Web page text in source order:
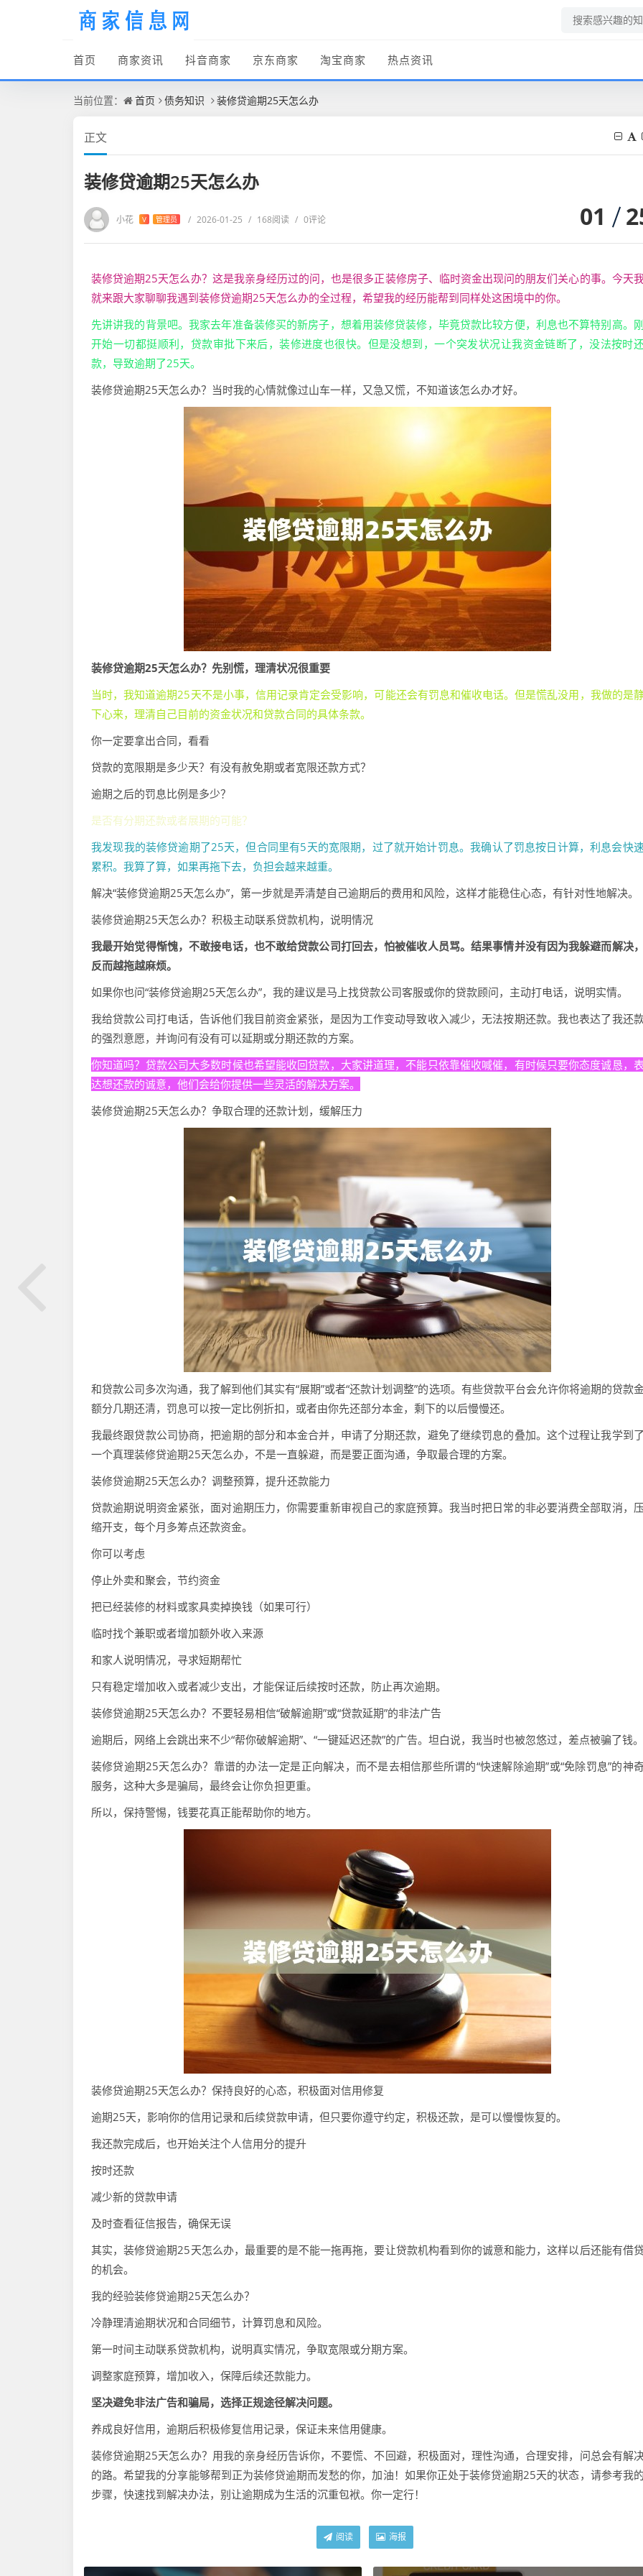
首页 商家资讯 抖音商家 京东商家 淘宝商家 热点资讯
当前位置： 首页 债务知识 装修贷逾期25天怎么办
正文
装修贷逾期25天怎么办
小花 V 管理员 / 2026-01-25 / 168阅读 / 0评论 01
装修贷逾期25天怎么办？这是我亲身经历过的问，也是很多正装修房子、临时资金出现问的朋友们关心的事。今天
就来跟大家聊聊我遇到装修贷逾期25天怎么办的全过程，希望我的经历能帮到同样处这困境中的你。
先讲讲我的背景吧。我家去年准备装修买的新房子，想着用装修贷装修，毕竟贷款比较方便，利息也不算特别高。
开始一切都挺顺利，贷款审批下来后，装修进度也很快。但是没想到，一个突发状况让我资金链断了，没法按时
款，导致逾期了25天。
装修贷逾期25天怎么办？当时我的心情就像过山车一样，又急又慌，不知道该怎么办才好。
装修贷逾期25天怎么办？先别慌，理清状况很重要
当时，我知道逾期25天不是小事，信用记录肯定会受影响，可能还会有罚息和催收电话。但是慌乱没用，我做的是
下心来，理清自己目前的资金状况和贷款合同的具体条款。
你一定要拿出合同，看看
贷款的宽限期是多少天？有没有赦免期或者宽限还款方式？
逾期之后的罚息比例是多少？
是否有分期还款或者展期的可能？
我发现我的装修贷逾期了25天，但合同里有5天的宽限期，过了就开始计罚息。我确认了罚息按日计算，利息会快
累积。我算了算，如果再拖下去，负担会越来越重。
解决“装修贷逾期25天怎么办”，第一步就是弄清楚自己逾期后的费用和风险，这样才能稳住心态，有针对性地解决。
装修贷逾期25天怎么办？积极主动联系贷款机构，说明情况
我最开始觉得惭愧，不敢接电话，也不敢给贷款公司打回去，怕被催收人员骂。结果事情并没有因为我躲避而解决
反而越拖越麻烦。
如果你也问“装修贷逾期25天怎么办”，我的建议是马上找贷款公司客服或你的贷款顾问，主动打电话，说明实情。
我给贷款公司打电话，告诉他们我目前资金紧张，是因为工作变动导致收入减少，无法按期还款。我也表达了我还
的强烈意愿，并询问有没有可以延期或分期还款的方案。
你知道吗？贷款公司大多数时候也希望能收回贷款，大家讲道理，不能只依靠催收喊催，有时候只要你态度诚恳，
达想还款的诚意，他们会给你提供一些灵活的解决方案。
装修贷逾期25天怎么办？争取合理的还款计划，缓解压力
和贷款公司多次沟通，我了解到他们其实有“展期”或者“还款计划调整”的选项。有些贷款平台会允许你将逾期的贷款
额分几期还清，罚息可以按一定比例折扣，或者由你先还部分本金，剩下的以后慢慢还。
我最终跟贷款公司协商，把逾期的部分和本金合并，申请了分期还款，避免了继续罚息的叠加。这个过程让我学到
一个真理装修贷逾期25天怎么办，不是一直躲避，而是要正面沟通，争取最合理的方案。
装修贷逾期25天怎么办？调整预算，提升还款能力
贷款逾期说明资金紧张，面对逾期压力，你需要重新审视自己的家庭预算。我当时把日常的非必要消费全部取消，
缩开支，每个月多筹点还款资金。
你可以考虑
停止外卖和聚会，节约资金
把已经装修的材料或家具卖掉换钱（如果可行）
临时找个兼职或者增加额外收入来源
和家人说明情况，寻求短期帮忙
只有稳定增加收入或者减少支出，才能保证后续按时还款，防止再次逾期。
装修贷逾期25天怎么办？不要轻易相信“破解逾期”或“贷款延期”的非法广告
逾期后，网络上会跳出来不少“帮你破解逾期”、“一键延迟还款”的广告。坦白说，我当时也被忽悠过，差点被骗了钱。
装修贷逾期25天怎么办？靠谱的办法一定是正向解决，而不是去相信那些所谓的“快速解除逾期”或“免除罚息”的神
服务，这种大多是骗局，最终会让你负担更重。
所以，保持警惕，钱要花真正能帮助你的地方。
装修贷逾期25天怎么办？保持良好的心态，积极面对信用修复
逾期25天，影响你的信用记录和后续贷款申请，但只要你遵守约定，积极还款，是可以慢慢恢复的。
我还款完成后，也开始关注个人信用分的提升
按时还款
减少新的贷款申请
及时查看征信报告，确保无误
其实，装修贷逾期25天怎么办，最重要的是不能一拖再拖，要让贷款机构看到你的诚意和能力，这样以后还能有借
的机会。
我的经验装修贷逾期25天怎么办？
冷静理清逾期状况和合同细节，计算罚息和风险。
第一时间主动联系贷款机构，说明真实情况，争取宽限或分期方案。
调整家庭预算，增加收入，保障后续还款能力。
坚决避免非法广告和骗局，选择正规途径解决问题。
养成良好信用，逾期后积极修复信用记录，保证未来信用健康。
装修贷逾期25天怎么办？用我的亲身经历告诉你，不要慌、不回避，积极面对，理性沟通，合理安排，问总会有解
的路。希望我的分享能够帮到正为装修贷逾期而发愁的你，加油！如果你正处于装修贷逾期25天的状态，请参考我
步骤，快速找到解决办法，别让逾期成为生活的沉重包袱。你一定行！
阅读 海报